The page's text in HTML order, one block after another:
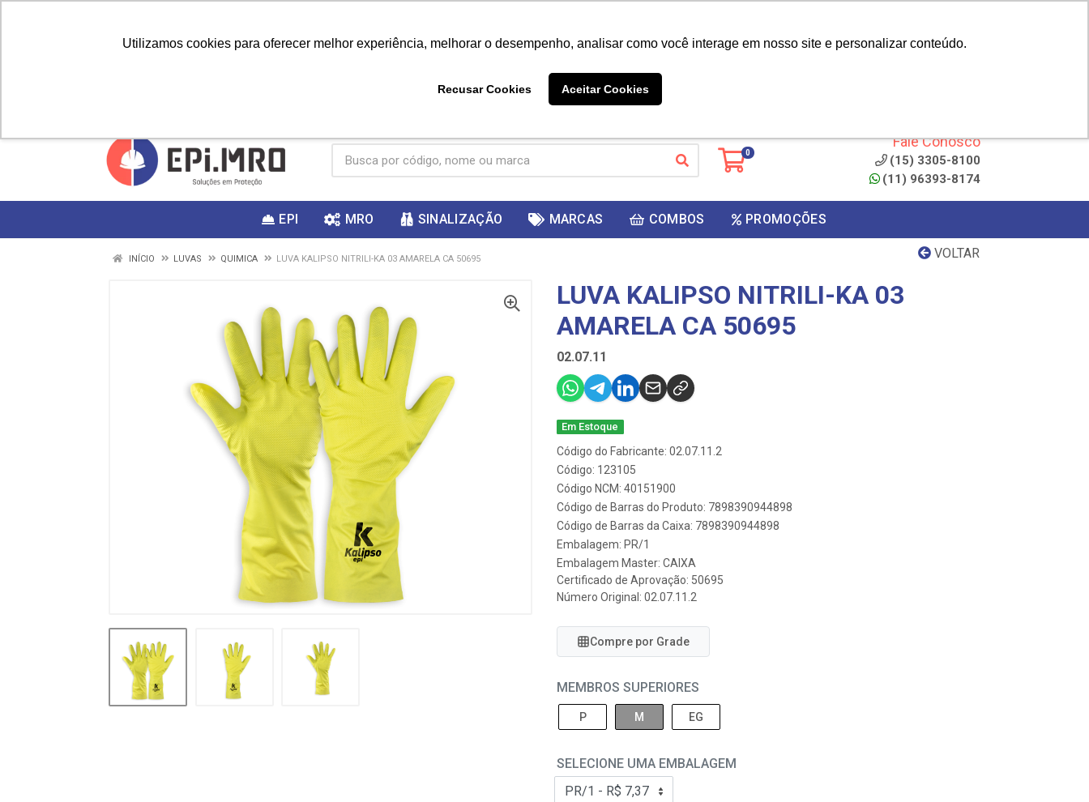
Utilizamos cookies para oferecer melhor experiência, melhorar o desempenho, analisar como você interage em nosso site e personalizar conteúdo.
Recusar Cookies Aceitar Cookies
ganhar
0
Fale Conosco
(15) 3305-8100
(11) 96393-8174
EPI MRO SINALIZAÇÃO MARCAS COMBOS PROMOÇÕES
VOLTAR
INÍCIO LUVAS QUIMICA LUVA KALIPSO NITRILI-KA 03 AMARELA CA 50695
LUVA KALIPSO NITRILI-KA 03
AMARELA CA 50695
02.07.11
Em Estoque
Código do Fabricante: 02.07.11.2
Código: 123105
Código NCM: 40151900
Código de Barras do Produto: 7898390944898
Código de Barras da Caixa: 7898390944898
Embalagem: PR/1
Embalagem Master: CAIXA
Certificado de Aprovação: 50695
Número Original: 02.07.11.2
Compre por Grade
MEMBROS SUPERIORES
P M EG
SELECIONE UMA EMBALAGEM